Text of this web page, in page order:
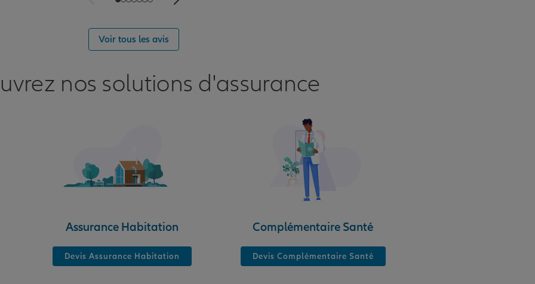
Voir tous les avis
nos solutions d'assurance
Assurance Habitation
Devis Assurance Habitation
Complémentaire Santé
Devis Complémentaire Santé